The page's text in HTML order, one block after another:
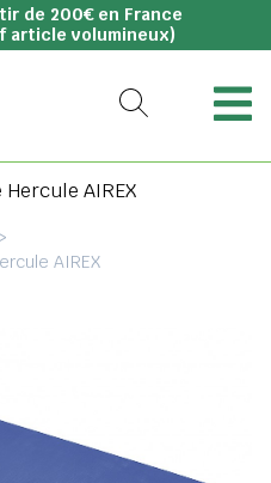
de 200€ en France
article volumineux)
AIREX
AIREX